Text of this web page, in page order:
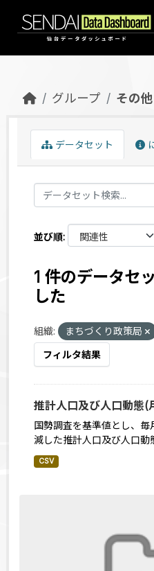
グループ その他
データセット
並び順
1 件のデータセ
した
組織: まちづくり政策局
フィルタ結果
推計人口及び人口動態(
国勢調査を基準値とし、
減した推計人口及び人口動
CSV